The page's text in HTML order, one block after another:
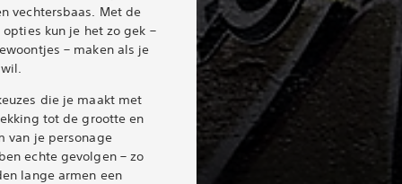
vechtersbaas. Met de
opties kun je het zo gek –
– maken als je
die je maakt met
tot de grootte en
van je personage
echte gevolgen – zo
lange armen een